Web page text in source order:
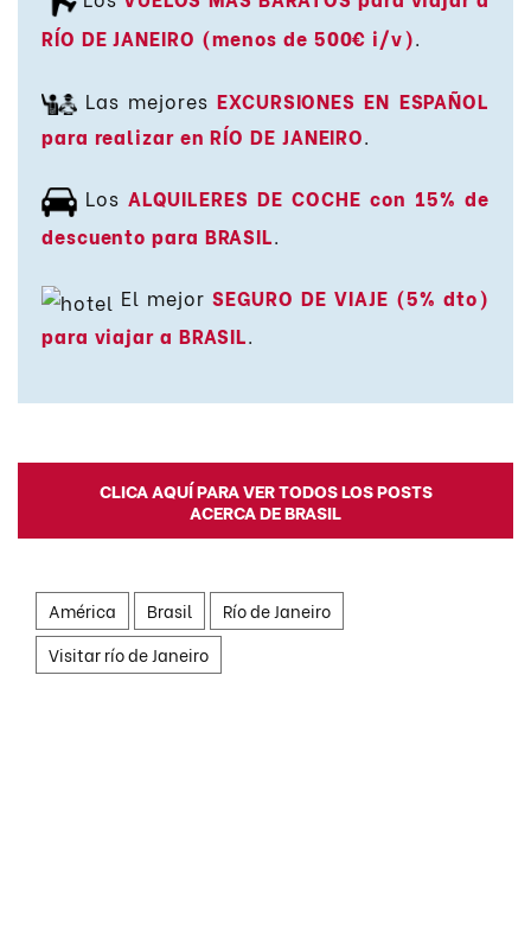
RÍO DE JANEIRO (menos de 500€ i/v).
Las mejoresEXCURSIONES EN ESPAÑOL
para realizar en RÍO DE JANEIRO.
LosALQUILERES DE COCHE con 15% de
descuento para BRASIL.
El mejorSEGURO DE VIAJE (5% dto)
para viajar a BRASIL.
CLICA AQUÍ PARA VER TODOS LOS POSTS
ACERCA DE BRASIL
América Brasil
Río de Janeiro
Visitar río de Janeiro